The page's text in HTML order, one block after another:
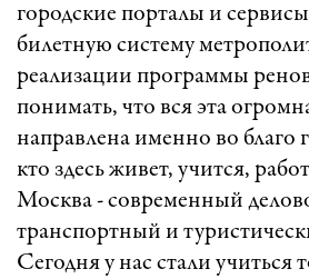
городские порталы и
билетную систему
реализации программы
понимать, что вся эта
направлена именно во благо
кто здесь живет, учится,
Москва - современный
транспортный и
Сегодня у нас стали учиться